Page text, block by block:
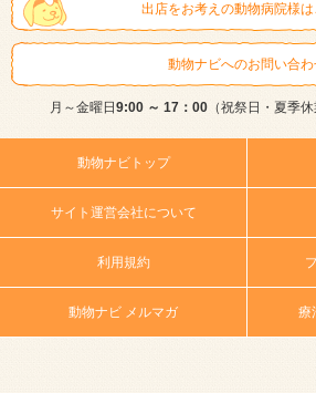
出店をお考えの動物病院様は
動物ナビへのお問い合
月～金曜日 9:00 ～ 17：00（祝祭日・夏季休
動物ナビトップ
サイト運営会社について
利用規約
動物ナビ メルマガ 療